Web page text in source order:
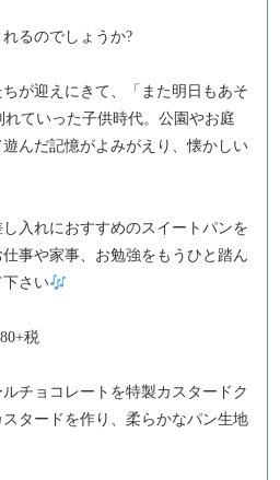
るのでしょうか?
が迎えにきて、「また明日もあそ
れていった子供時代。公園やお庭
んだ記憶がよみがえり、懐かしい
入れにおすすめのスイートパンを
事や家事、お勉強をもうひと踏ん
さい
税
チョコレートを特製カスタードク
タードを作り、柔らかなパン生地